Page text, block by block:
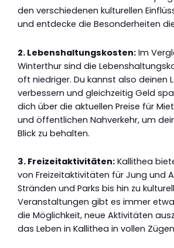
den verschiedenen kulturellen
und entdecke die Besonderheiten
2. Lebenshaltungskosten: Im
Winterthur sind die
oft niedriger. Du kannst also deinen
verbessern und gleichzeitig Geld
dich über die aktuellen Preise für
und öffentlichen Nahverkehr, um
Blick zu behalten.
3. Freizeitaktivitäten: Kallithea
von Freizeitaktivitäten für Jung und
Stränden und Parks bis hin zu
Veranstaltungen gibt es immer
die Möglichkeit, neue Aktivitäten
das Leben in Kallithea in vollen